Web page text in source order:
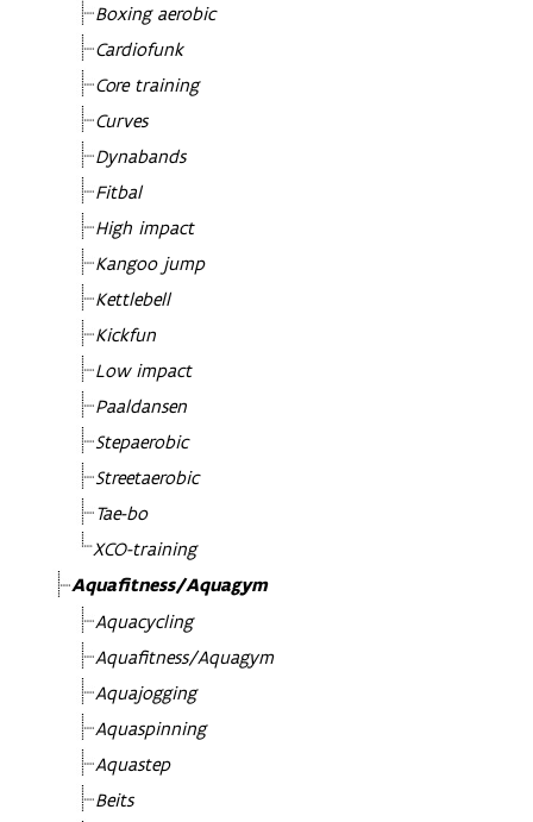
Boxing aerobic
Cardiofunk
Core training
Curves
Dynabands
Fitbal
High impact
Kangoo jump
Kettlebell
Kickfun
Low impact
Paaldansen
Stepaerobic
Streetaerobic
Tae-bo
XCO-training
Aquafitness/Aquagym
Aquacycling
Aquafitness/Aquagym
Aquajogging
Aquaspinning
Aquastep
Beits